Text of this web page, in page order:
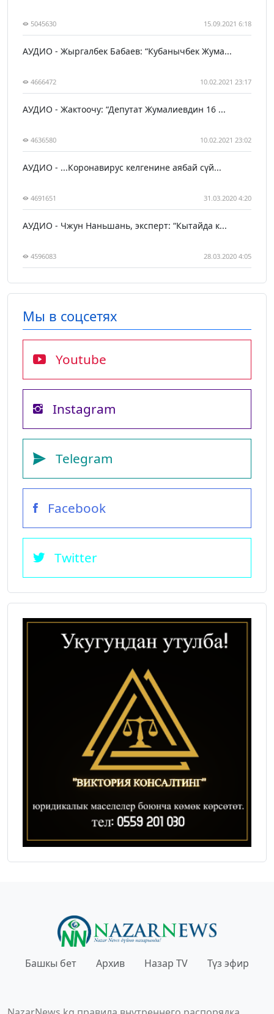
5045630 15.09.2021 6:18
АУДИО - Жыргалбек Бабаев: “Кубанычбек Жума...
4666472 10.02.2021 23:17
АУДИО - Жактоочу: “Депутат Жумалиевдин 16 ...
4636580 10.02.2021 23:02
АУДИО - ...Коронавирус келгенине аябай сүй...
4691651 31.03.2020 4:20
АУДИО - Чжун Наньшань, эксперт: “Кытайда к...
4596083 28.03.2020 4:05
Мы в соцсетях
Youtube
Instagram
Telegram
Facebook
Twitter
Башкы бет Архив Назар TV Түз эфир